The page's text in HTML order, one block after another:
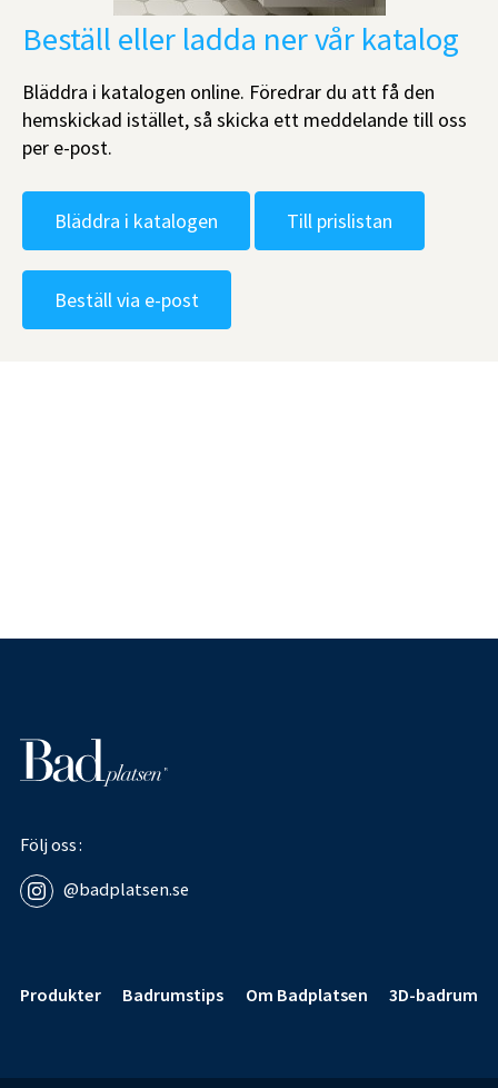
Beställ eller ladda ner vår katalog
Bläddra i katalogen online. Föredrar du att få den
hemskickad istället, så skicka ett meddelande till oss
per e-post.
Bläddra i katalogen Till prislistan
Beställ via e-post
Följ oss
@badplatsen.se
Produkter
Badrumstips Om Badplatsen 3D-badrum